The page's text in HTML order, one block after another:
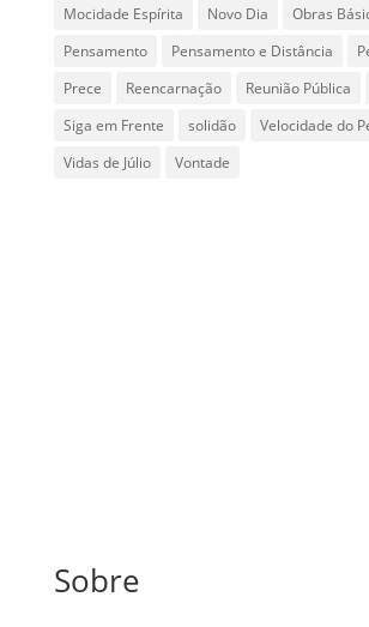
Mocidade Espírita
Novo Dia Obras
Pensamento
Pensamento e Distância
Prece
Reencarnação Reunião Pública
Siga em Frente
solidão
Velocidade do
Vidas de Júlio
Vontade
Sobre